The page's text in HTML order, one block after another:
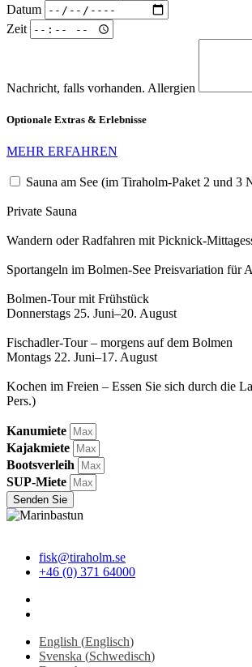
Datum
Zeit
Nachricht, falls vorhanden. Allergien
Optionale Extras & Erlebnisse
MEHR ERFAHREN
Sauna am See (im Tiraholm-Paket 2 und 3
Private Sauna
Wandern oder Radfahren mit Picknick-
Sportangeln im Bolmen-See Preisvariation für
Bolmen-Tour mit Frühstück
Donnerstags 25. Juni–20. August
Fischadler-Tour – morgens auf dem Bolmen
Montags 22. Juni–17. August
Kochen im Freien – Essen Sie sich durch die
Pers.)
Kanumiete
Kajakmiete
Bootsverleih
SUP-Miete
Senden Sie
fisk@tiraholm.se
+46 (0) 371 64000
English (Englisch)
Svenska (Schwedisch)